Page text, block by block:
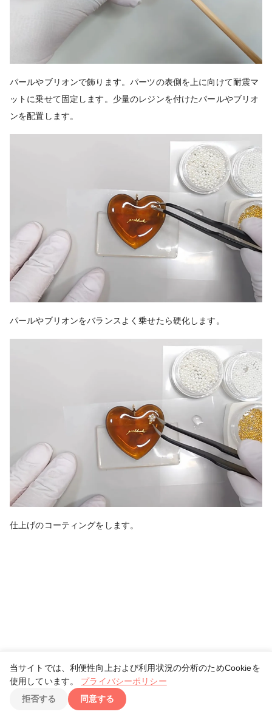
パールやブリオンで飾ります。パーツの表側を上に向けて耐震マ
ットに乗せて固定します。少量のレジンを付けたパールやブリオ
ンを配置します。
パールやブリオンをバランスよく乗せたら硬化します。
仕上げのコーティングをします。
当サイトでは、利便性向上および利用状況の分析のためCookieを
使用しています。
プライバシーポリシー
拒否する
同意する